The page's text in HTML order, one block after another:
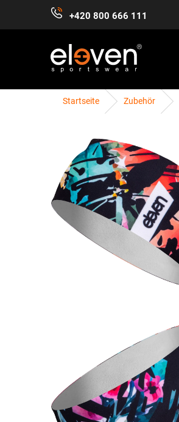
springen
+420 800 666 111
Startseite Zubehör